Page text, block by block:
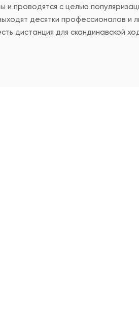
проводятся с целью
десятки профессионалов и
дистанция для скандинавской